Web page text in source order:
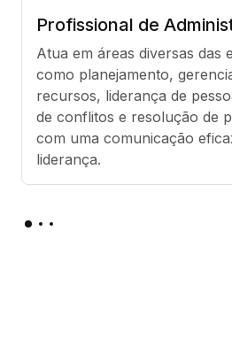
Profissional de
Atua em áreas diversas das
como planejamento,
recursos, liderança de
de conflitos e resolução de
com uma comunicação
liderança.